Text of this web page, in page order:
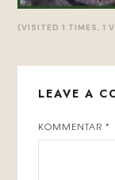
(VISITED 1 TIMES, 1
LEAVE A
KOMMENTAR*